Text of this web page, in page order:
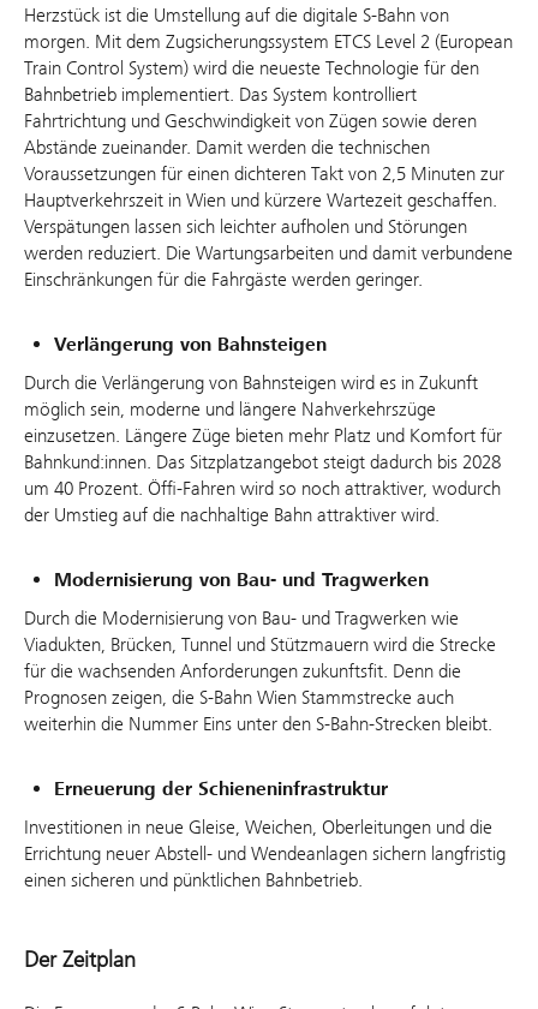
Herzstück ist die Umstellung auf die digitale S-Bahn von
morgen. Mit dem Zugsicherungssystem ETCS Level 2 (European
Train Control System) wird die neueste Technologie für den
Bahnbetrieb implementiert. Das System kontrolliert
Fahrtrichtung und Geschwindigkeit von Zügen sowie deren
Abstände zueinander. Damit werden die technischen
Voraussetzungen für einen dichteren Takt von 2,5 Minuten zur
Hauptverkehrszeit in Wien und kürzere Wartezeit geschaffen.
Verspätungen lassen sich leichter aufholen und Störungen
werden reduziert. Die Wartungsarbeiten und damit verbundene
Einschränkungen für die Fahrgäste werden geringer.
Verlängerung von Bahnsteigen
Durch die Verlängerung von Bahnsteigen wird es in Zukunft
möglich sein, moderne und längere Nahverkehrszüge
einzusetzen. Längere Züge bieten mehr Platz und Komfort für
Bahnkund:innen. Das Sitzplatzangebot steigt dadurch bis 2028
um 40 Prozent. Öffi-Fahren wird so noch attraktiver, wodurch
der Umstieg auf die nachhaltige Bahn attraktiver wird.
Modernisierung von Bau- und Tragwerken
Durch die Modernisierung von Bau- und Tragwerken wie
Viadukten, Brücken, Tunnel und Stützmauern wird die Strecke
für die wachsenden Anforderungen zukunftsfit. Denn die
Prognosen zeigen, die S-Bahn Wien Stammstrecke auch
weiterhin die Nummer Eins unter den S-Bahn-Strecken bleibt.
Erneuerung der Schieneninfrastruktur
Investitionen in neue Gleise, Weichen, Oberleitungen und die
Errichtung neuer Abstell- und Wendeanlagen sichern langfristig
einen sicheren und pünktlichen Bahnbetrieb.
Der Zeitplan